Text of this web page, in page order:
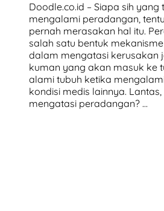
Doodle.co.id – Siapa sih yang
mengalami peradangan,
pernah merasakan hal itu.
salah satu bentuk
dalam mengatasi kerusakan
kuman yang akan masuk ke
alami tubuh ketika
kondisi medis lainnya.
mengatasi peradangan? …